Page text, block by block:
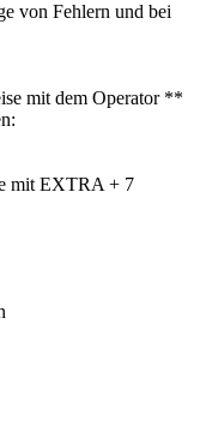
von Fehlern und bei
mit dem Operator **
mit EXTRA + 7